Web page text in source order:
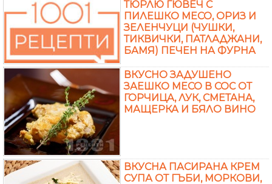
ТЮРЛЮ ГЮВЕЧ С
ПИЛЕШКО МЕСО, ОРИЗ И
ЗЕЛЕНЧУЦИ (ЧУШКИ,
ТИКВИЧКИ, ПАТЛАДЖАНИ,
БАМЯ) ПЕЧЕН НА ФУРНА
ВКУСНО ЗАДУШЕНО
ЗАЕШКО МЕСО В СОС ОТ
ГОРЧИЦА, ЛУК, СМЕТАНА,
МАЩЕРКА И БЯЛО ВИНО
ВКУСНА ПАСИРАНА КРЕМ
СУПА ОТ ГЪБИ, МОРКОВИ,